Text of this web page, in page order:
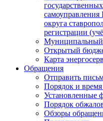
округа
регистрации
Муниципальный
Открытый
Карта
Обращения
Отправить
Порядок и
Установленные
Порядок
Обзоры